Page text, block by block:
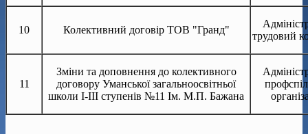
10 Колективний договір ТОВ "Гранд"
трудовий
11
Зміни та доповнення до колективного
договору Уманської загальноосвітньої
школи І-ІІІ ступенів №11 Ім. М.П. Бажана